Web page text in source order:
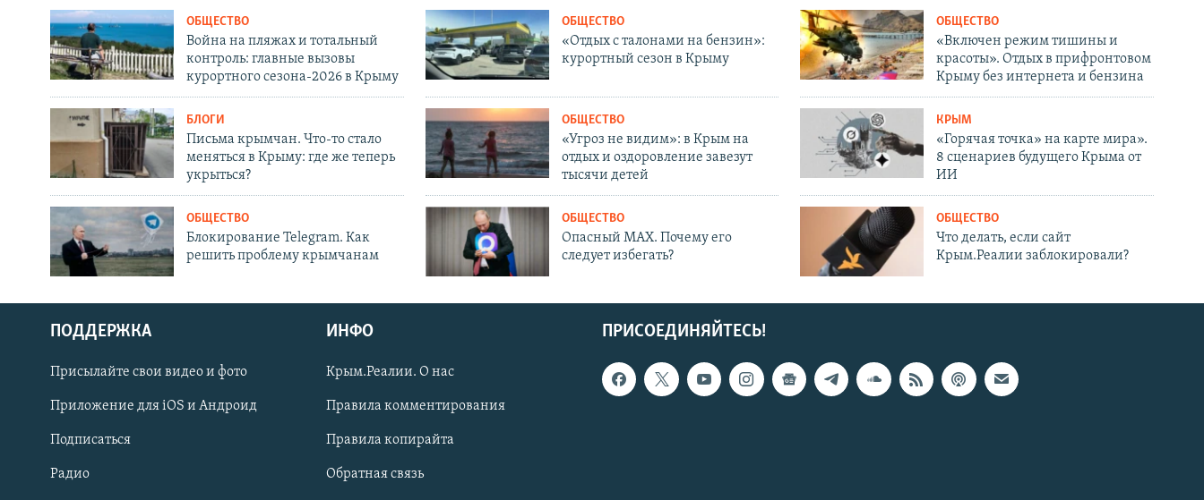
Українською
Qırımtatar
ПРИСОЕДИНЯЙТЕСЬ!
ОБЩЕСТВО
Война на пляжах и тотальный
контроль: главные вызовы
курортного сезона-2026 в Крыму
ОБЩЕСТВО
«Отдых с талонами на бензин»:
курортный сезон в Крыму
ОБЩЕСТВО
«Включен режим тишины и
красоты». Отдых в прифронтовом
Крыму без интернета и бензина
БЛОГИ
Письма крымчан. Что-то стало
меняться в Крыму: где же теперь
укрыться?
ОБЩЕСТВО
«Угроз не видим»: в Крым на
отдых и оздоровление завезут
тысячи детей
КРЫМ
«Горячая точка» на карте мира».
8 сценариев будущего Крыма от
ИИ
ОБЩЕСТВО
Блокирование Telegram. Как
решить проблему крымчанам
ОБЩЕСТВО
Опасный MAX. Почему его
следует избегать?
ОБЩЕСТВО
Что делать, если сайт
Крым.Реалии заблокировали?
ПРИСОЕДИНЯЙТЕСЬ!
ПОДДЕРЖКА
Присылайте свои видео и фото
Приложение для iOS и Андроид
Подписаться
Радио
ИНФО
Крым.Реалии. О нас
Правила комментирования
Правила копирайта
Обратная связь